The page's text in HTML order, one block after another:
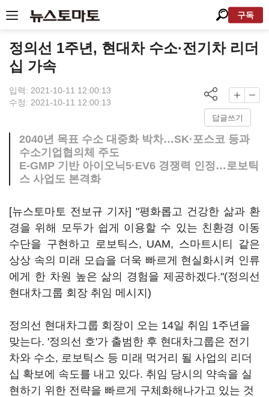
구독
정의선 1주년, 현대차 수소·전기차 리더
십 가속
입력: 2021-10-11 12:00:13
수정: 2021-10-11 12:00:13
답글쓰기
2040년 목표 수소 대중화 박차…SK·포스코 등과
수소기업협의체 주도
E-GMP 기반 아이오닉5·EV6 경쟁력 인정…로보틱
스 사업도 본격화
[뉴스토마토 전보규 기자] "평화롭고 건강한 삶과 환
경을 위해 모두가 쉽게 이용할 수 있는 친환경 이동
수단을 구현하고 로보틱스, UAM, 스마트시티 같은
상상 속의 미래 모습을 더욱 빠르게 현실화시켜 인류
에게 한 차원 높은 삶의 경험을 제공하겠다."(정의선
현대차그룹 회장 취임 메시지)
정의선 현대차그룹 회장이 오는 14일 취임 1주년을
맞는다. '정의선 호'가 출범한 후 현대차그룹은 전기
차와 수소, 로보틱스 등 미래 먹거리 될 사업의 리더
십 확보에 속도를 내고 있다. 취임 당시의 약속을 실
현하기 위한 전략을 빠르게 구체화해나가고 있는 것